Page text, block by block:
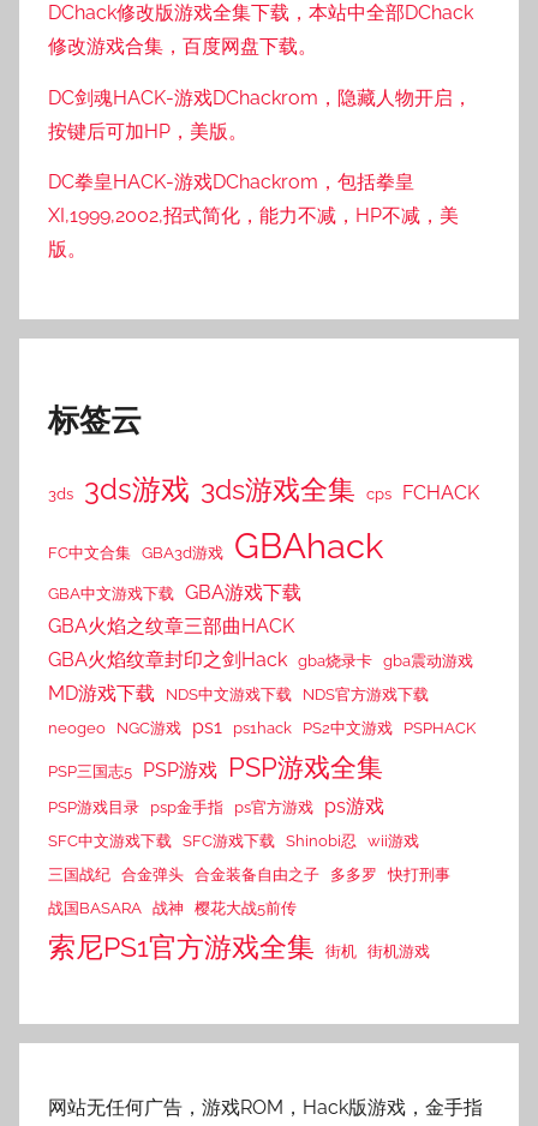
DChack修改版游戏全集下载，本站中全部DChack
修改游戏合集，百度网盘下载。
DC剑魂HACK-游戏DChackrom，隐藏人物开启，
按键后可加HP，美版。
DC拳皇HACK-游戏DChackrom，包括拳皇
XI,1999,2002,招式简化，能力不减，HP不减，美
版。
标签云
3ds 3ds游戏 3ds游戏全集 cps FCHACK
FC中文合集 GBA3d游戏 GBAhack
GBA中文游戏下载 GBA游戏下载
GBA火焰之纹章三部曲HACK
GBA火焰纹章封印之剑Hack gba烧录卡 gba震动游戏
MD游戏下载 NDS中文游戏下载
NDS官方游戏下载
neogeo
NGC游戏 ps1 ps1hack PS2中文游戏 PSPHACK
PSP三国志5 PSP游戏 PSP游戏全集
PSP游戏目录 psp金手指 ps官方游戏 ps游戏
SFC中文游戏下载 SFC游戏下载 Shinobi忍
wii游戏
三国战纪 合金弹头 合金装备自由之子 多多罗
快打刑事
战国BASARA 战神 樱花大战5前传
索尼PS1官方游戏全集 街机 街机游戏
网站无任何广告，游戏ROM，Hack版游戏，金手指